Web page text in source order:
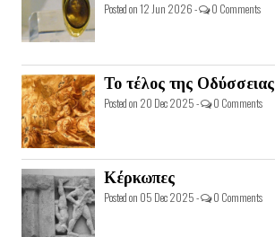
Posted on 12 Jun 2026 - 0 Comments
Το τέλος της Οδύσσειας
Posted on 20 Dec 2025 - 0 Comments
Κέρκωπες
Posted on 05 Dec 2025 - 0 Comments